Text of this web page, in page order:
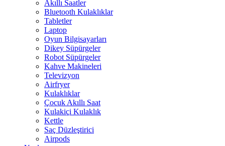
Akıllı Saatler
Bluetooth Kulaklıklar
Tabletler
Laptop
Oyun Bilgisayarları
Dikey Süpürgeler
Robot Süpürgeler
Kahve Makineleri
Televizyon
Airfryer
Kulaklıklar
Çocuk Akıllı Saat
Kulakiçi Kulaklık
Kettle
Saç Düzleştirici
Airpods